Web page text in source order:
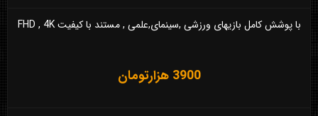
با پوشش کامل بازیهای ورزشی ,سینمای,علمی , مستند با کیفیت FHD , 4K
3900 هزارتومان